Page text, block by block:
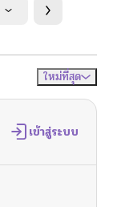
ใหม่ที่สุด
เข้าสู่ระบบ